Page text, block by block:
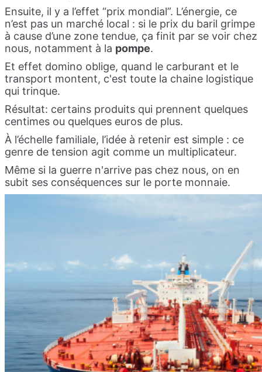
Ensuite, il y a l’effet “prix mondial”. L’énergie, ce
n’est pas un marché local : si le prix du baril grimpe
à cause d’une zone tendue, ça finit par se voir chez
nous, notamment à la pompe.
Et effet domino oblige, quand le carburant et le
transport montent, c'est toute la chaine logistique
qui trinque.
Résultat: certains produits qui prennent quelques
centimes ou quelques euros de plus.
À l’échelle familiale, l’idée à retenir est simple : ce
genre de tension agit comme un multiplicateur.
Même si la guerre n'arrive pas chez nous, on en
subit ses conséquences sur le porte monnaie.